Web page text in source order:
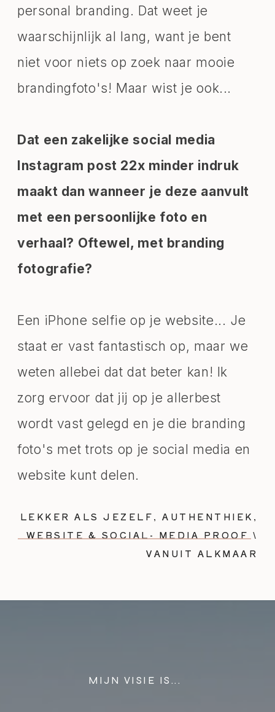
LEKKER ALS JEZELF, AUTHENTHIEK,
WEBSITE & SOCIAL- MEDIA PROOF \
VANUIT ALKMAAR
personal branding. Dat weet je
waarschijnlijk al lang, want je bent
niet voor niets op zoek naar mooie
brandingfoto's! Maar wist je ook...
Dat een zakelijke social media
Instagram post 22x minder indruk
maakt dan wanneer je deze aanvult
met een persoonlijke foto en
verhaal? Oftewel, met branding
fotografie?
Een iPhone selfie op je website... Je
staat er vast fantastisch op, maar we
weten allebei dat dat beter kan! Ik
zorg ervoor dat jij op je allerbest
wordt vast gelegd en je die branding
foto's met trots op je social media en
website kunt delen.
MIJN VISIE IS...